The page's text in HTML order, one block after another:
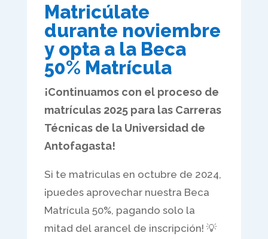
Matricúlate
durante noviembre
y opta a la Beca
50% Matrícula
¡Continuamos con el proceso de
matrículas 2025 para las Carreras
Técnicas de la Universidad de
Antofagasta!
Si te matriculas en octubre de 2024,
¡puedes aprovechar nuestra Beca
Matrícula 50%, pagando solo la
mitad del arancel de inscripción! 💡